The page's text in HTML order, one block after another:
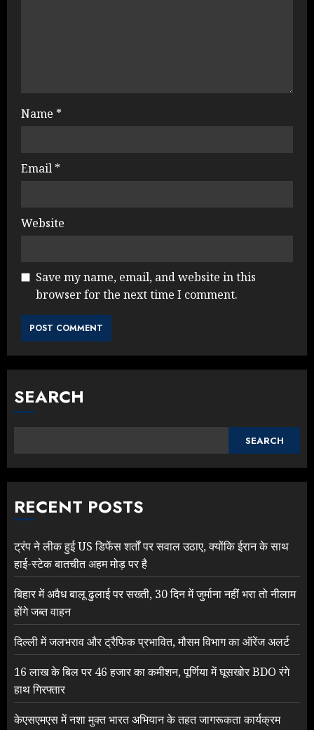
Name *
Email *
Website
Save my name, email, and website in this
browser for the next time I comment.
SEARCH
SEARCH
RECENT POSTS
ट्रंप ने लीक हुई US डिफेंस शर्तों पर सवाल उठाए, क्योंकि ईरान के साथ
हाई-स्टेक बातचीत अहम मोड़ पर है
बिहार में अवैध बालू ढुलाई पर सख्ती, 30 दिन में जुर्माना नहीं भरा तो नीलाम
होंगे जब्त वाहन
दिल्ली में जलभराव और ट्रैफिक प्रभावित, मौसम विभाग का ऑरेंज अलर्ट
16 लाख के बिल पर 46 हजार का कमीशन, पूर्णिया में घूसखोर BDO रंगे
हाथ गिरफ्तार
केएसएमएस में नशा मुक्त भारत अभियान के तहत जागरूकता कार्यक्रम